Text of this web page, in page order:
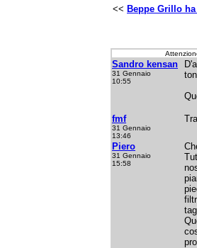
<< Beppe Grillo
Sandro kensan
31 Gennaio
10:55
fmf
31 Gennaio
13:46
Piero
31 Gennaio
15:58